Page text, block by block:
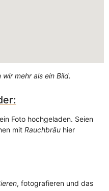
mehr als ein Bild.
Foto hochgeladen. Seien
mit Rauchbräuhier
, fotografieren und das